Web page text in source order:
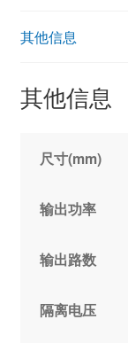
其他信息
其他信息
尺寸(mm)
输出功率
输出路数
隔离电压